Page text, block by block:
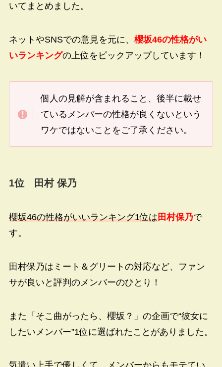
いてまとめました。
ネットやSNSでの意見を元に、 櫻坂46の性格がい
いランキングの上位をピックアップしています！
個人の見解が含まれること、後半に載せ
ているメンバーの性格が良くないという
ワケではないことをご了承ください。
1位 田村 保乃
櫻坂46の性格がいいランキング1位は田村保乃で
す。
田村保乃はミート＆グリートの対応など、ファン
サが良いと評判のメンバーのひとり！
また「そこ曲がったら、櫻坂？」の企画で“彼女に
したいメンバー”1位に選ばれたことがありました。